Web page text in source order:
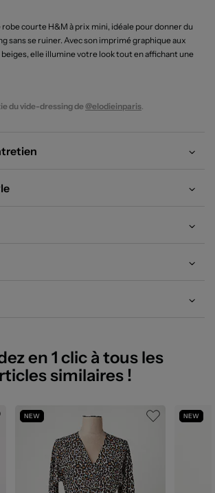
courte H&M à prix mini, idéale pour donner du
sans se ruiner. Avec son imprimé graphique aux
elle illumine votre look tout en affichant une
agrémentée d’un col montant boutonné. Les
passer pour se faire plaisir sans compromis sur
du vide-dressing de@elodieinparis.
en 1 clic à tous les
similaires !
NEW NEW